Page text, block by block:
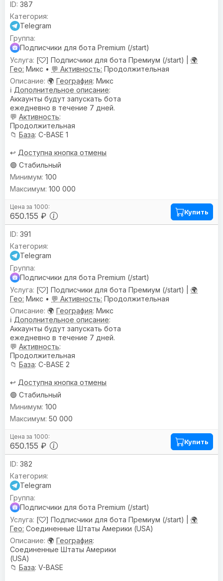
387
Telegram
Подписчики для бота Premium (/start)
[
] Подписчики для бота Премиум (/start) | 🌍
Гео: Микс • 💬 Активность: Продолжительная
🌍 География: Микс
ℹ️ Дополнительное описание:
Аккаунты будут запускать бота
ежедневно в течение 7 дней.
💬 Активность:
Продолжительная
📁 База: C-BASE 1
↩️ Доступна кнопка отмены
🟢 Стабильный
650.155 ₽
100
100 000
Купить
391
Telegram
Подписчики для бота Premium (/start)
[
] Подписчики для бота Премиум (/start) | 🌍
Гео: Микс • 💬 Активность: Продолжительная
🌍 География: Микс
ℹ️ Дополнительное описание:
Аккаунты будут запускать бота
ежедневно в течение 7 дней.
💬 Активность:
Продолжительная
📁 База: C-BASE 2
↩️ Доступна кнопка отмены
🟢 Стабильный
650.155 ₽
100
50 000
Купить
382
Telegram
Подписчики для бота Premium (/start)
[
] Подписчики для бота Премиум (/start) | 🌍
Гео: Соединенные Штаты Америки (USA)
🌍 География:
Соединенные Штаты Америки
(USA)
📁 База: V-BASE